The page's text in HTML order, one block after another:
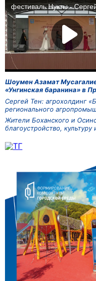
Шоумен Азамат
«Унгинская баранина» в
Сергей Тен: агрохолдинг
регионального
Жители Боханского и
благоустройство,